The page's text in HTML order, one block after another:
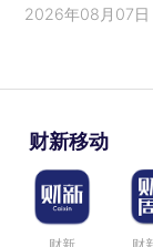
2026年08月07日
财新移动